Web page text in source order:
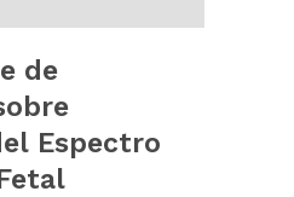
de
Espectro